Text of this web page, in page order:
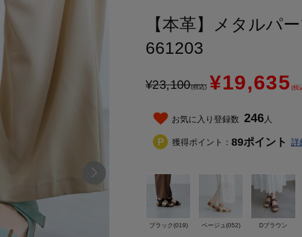
【本革】メタルパ
661203
¥23,100(税込) ¥19,635 (税
お気に入り登録数 246人
獲得ポイント： 89ポイント 詳
ブラック(019) ベージュ(052) Dブラウン